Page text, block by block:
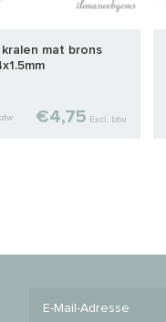
mat brons
€4,75 Excl. btw